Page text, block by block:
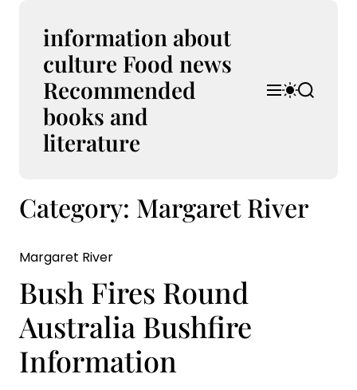
information about
culture Food news
Recommended
books and
literature
M S
w
o
l
S
e
Category: Margaret River
Margaret River
Bush Fires Round
Australia Bushfire
Information